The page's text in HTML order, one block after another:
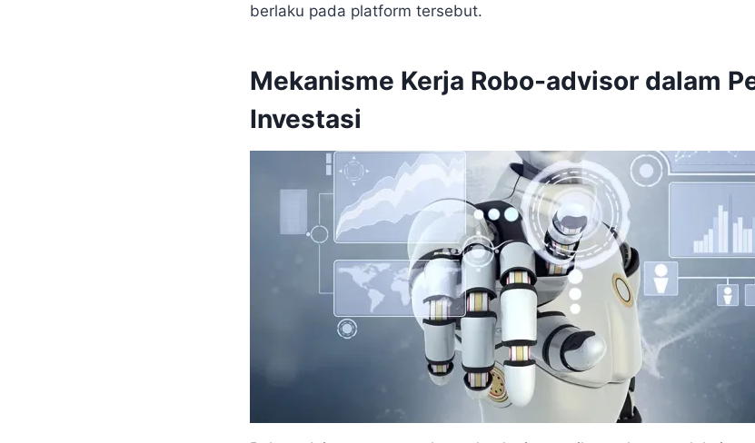
berlaku pada platform tersebut.
Mekanisme Kerja Robo-advisor dalam
Investasi